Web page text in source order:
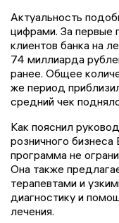
Актуальность
цифрами. За первые
клиентов банка на
74 миллиарда
ранее. Общее
же период
средний чек
Как пояснил
розничного
программа не
Она также
терапевтами и
диагностику и
лечения.